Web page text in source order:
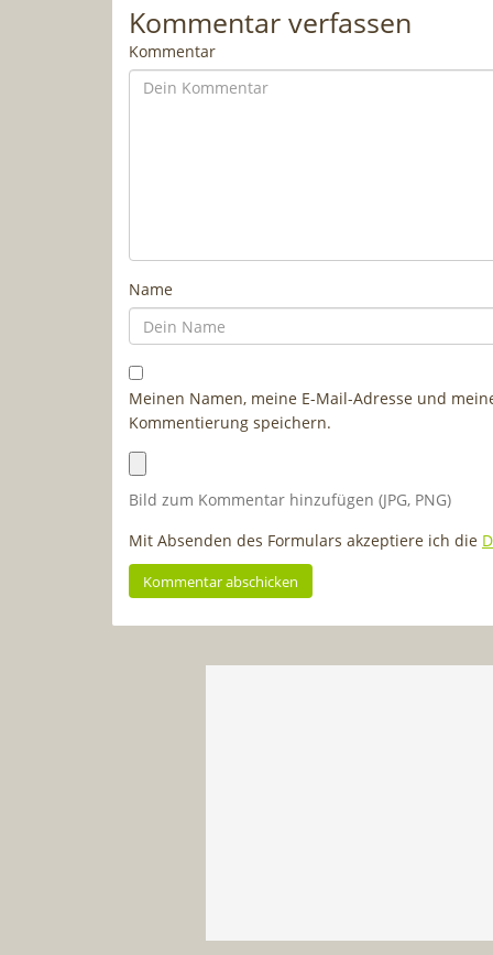
Kommentar verfassen
Kommentar
Name
Meinen Namen, meine E-Mail-Adresse und
Kommentierung speichern.
Bild zum Kommentar hinzufügen (JPG, PNG)
Mit Absenden des Formulars akzeptiere ich die